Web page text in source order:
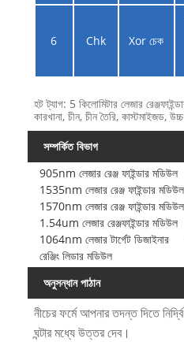
6 Chk Xor চেক
হট ট্যাগ: 5 কিলোমিটার লেজার
কারখানা, চীন, চীন তৈরি, কাস্টমাইজড,
সম্পর্কিত বিভাগ
905nm লেজার রেঞ্জ ফাইন্ডার মডিউল
1535nm লেজার রেঞ্জ ফাইন্ডার মডিউল
1570nm লেজার রেঞ্জ ফাইন্ডার মডিউল
1.54um লেজার রেঞ্জফাইন্ডার মডিউল
1064nm লেজার টার্গেট ডিজাইনার
রেঞ্জিং লিডার মডিউল
অনুসন্ধান পাঠান
নীচের ফর্মে আপনার তদন্ত দিতে
ঘন্টার মধ্যে উত্তর দেব।